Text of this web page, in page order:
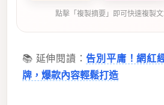
點擊「複製摘要」即可快速複製
📚 延伸閱讀： 告別平庸！網紅
牌，爆款內容輕鬆打造